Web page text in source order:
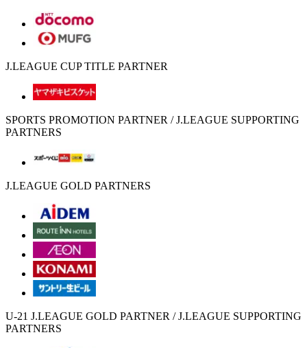
J.LEAGUE CUP TITLE PARTNER
SPORTS PROMOTION PARTNER / J.LEAGUE SUPPORTING
PARTNERS
J.LEAGUE GOLD PARTNERS
U-21 J.LEAGUE GOLD PARTNER / J.LEAGUE SUPPORTING
PARTNERS